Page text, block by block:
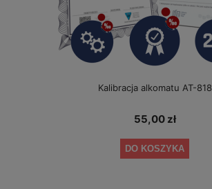
Kalibracja alkomatu AT-818
55,00 zł
DO KOSZYKA